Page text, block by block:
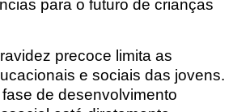
para o futuro de crianças
precoce limita as
e sociais das jovens.
de desenvolvimento